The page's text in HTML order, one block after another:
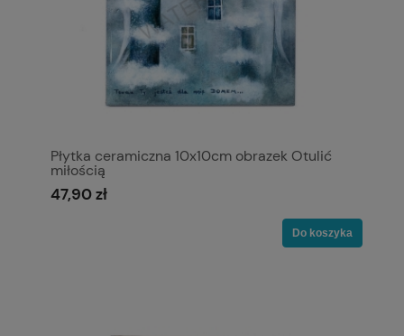
Płytka ceramiczna 10x10cm obrazek Otulić
miłością
47,90 zł
Do koszyka